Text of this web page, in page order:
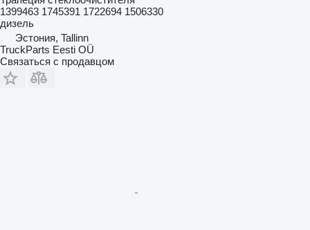
1399463 1745391 1722694 1506330
дизель
Эстония, Tallinn
TruckParts Eesti OÜ
Связаться с продавцом